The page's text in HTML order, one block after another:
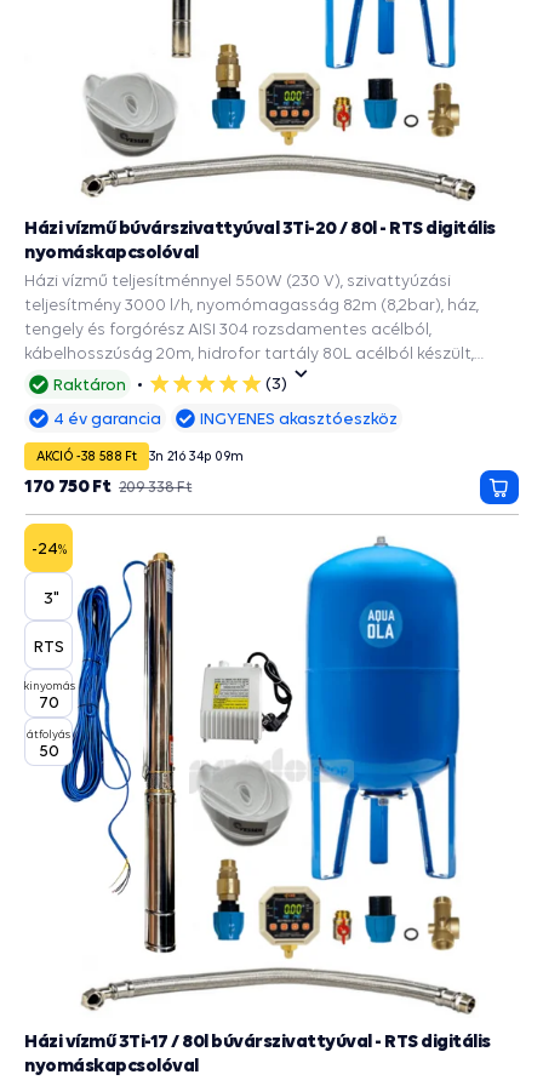
Raktáron
5
csillag
(3)
Házi vízmű búvárszivattyúval 3Ti-20 / 80l - RTS digitális
nyomáskapcsolóval
Házi vízmű teljesítménnyel 550W (230 V), szivattyúzási
teljesítmény 3000 l/h, nyomómagasság 82m (8,2bar), ház,
tengely és forgórész AISI 304 rozsdamentes acélból,
kábelhosszúság 20m, hidrofor tartály 80L acélból készült,
EPDM ivóvíz zacskóval, a 90mm és szélesebb fúrásokba,
szivattyúkhoz, A szárazonfutás automatikus újraindítása,
Manométer, Szárazonfutás elleni védelem, Túlterhelés elleni
védelem, Vízösszerázódás elleni védelem.
4 év garancia INGYENES akasztóeszköz
AKCIÓ -38 588 Ft 3n 21ó 34p 08m
209 338 Ft
170 750 Ft
-24%
3"
RTS
kinyomás
70
átfolyás
50
Házi vízmű 3Ti-17 / 80l búvárszivattyúval - RTS digitális
nyomáskapcsolóval